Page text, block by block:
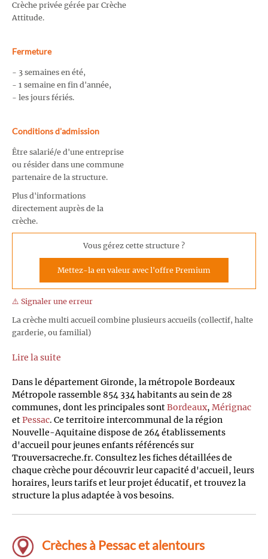
Crèche privée gérée par Crèche
Attitude.
Fermeture
- 3 semaines en été,
- 1 semaine en fin d'année,
- les jours fériés.
Conditions d'admission
Être salarié/e d'une entreprise
ou résider dans une commune
partenaire de la structure.
Plus d'informations
directement auprès de la
crèche.
Vous gérez cette structure ?
Mettez-la en valeur avec l'offre Premium
⚠️ Signaler une erreur
La crèche multi accueil combine plusieurs accueils (collectif, halte
garderie, ou familial)
Lire la suite
Dans le département Gironde, la métropole Bordeaux
Métropole rassemble 854 334 habitants au sein de 28
communes, dont les principales sontBordeaux, Mérignac
etPessac. Ce territoire intercommunal de la région
Nouvelle-Aquitaine dispose de 264 établissements
d'accueil pour jeunes enfants référencés sur
Trouversacreche.fr. Consultez les fiches détaillées de
chaque crèche pour découvrir leur capacité d'accueil, leurs
horaires, leurs tarifs et leur projet éducatif, et trouvez la
structure la plus adaptée à vos besoins.
Crèches à Pessac et alentours